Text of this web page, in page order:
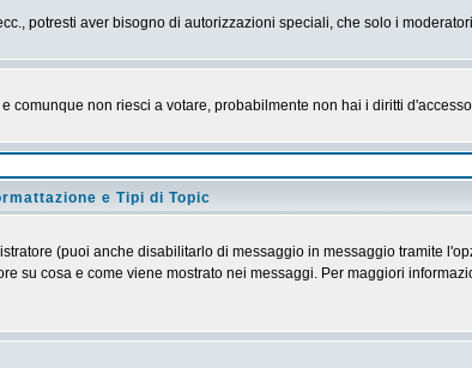
potresti aver bisogno di autorizzazioni speciali, che solo i
comunque non riesci a votare, probabilmente non hai i diritti
e Tipi di Topic
(puoi anche disabilitarlo di messaggio in messaggio tramite
su cosa e come viene mostrato nei messaggi. Per maggiori